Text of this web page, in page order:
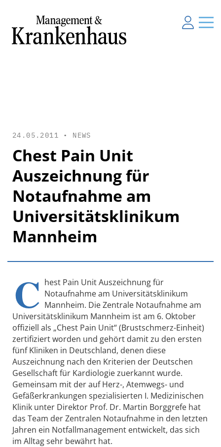
24.05.2011 • NEWS
Chest Pain Unit
Auszeichnung für
Notaufnahme am
Universitätsklinikum
Mannheim
C hest Pain Unit Auszeichnung für
Notaufnahme am Universitätsklinikum
Mannheim. Die Zentrale Notaufnahme am
Universitätsklinikum Mannheim ist am 6. Oktober
offiziell als „Chest Pain Unit“ (Brustschmerz-Einheit)
zertifiziert worden und gehört damit zu den ersten
fünf Kliniken in Deutschland, denen diese
Auszeichnung nach den Kriterien der Deutschen
Gesellschaft für Kardiologie zuerkannt wurde.
Gemeinsam mit der auf Herz-, Atemwegs- und
Gefäßerkrankungen spezialisierten I. Medizinischen
Klinik unter Direktor Prof. Dr. Martin Borggrefe hat
das Team der Zentralen Notaufnahme in den letzten
Jahren ein Notfallmanagement entwickelt, das sich
im Alltag sehr bewährt hat.